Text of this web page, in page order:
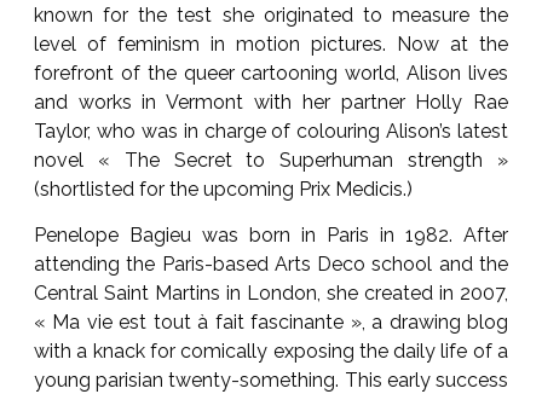
known for the test she originated to measure the
level of feminism in motion pictures. Now at the
forefront of the queer cartooning world, Alison lives
and works in Vermont with her partner Holly Rae
Taylor, who was in charge of colouring Alison’s latest
novel « The Secret to Superhuman strength »
(shortlisted for the upcoming Prix Medicis.)
Penelope Bagieu was born in Paris in 1982. After
attending the Paris-based Arts Deco school and the
Central Saint Martins in London, she created in 2007,
« Ma vie est tout à fait fascinante », a drawing blog
with a knack for comically exposing the daily life of a
young parisian twenty-something. This early success